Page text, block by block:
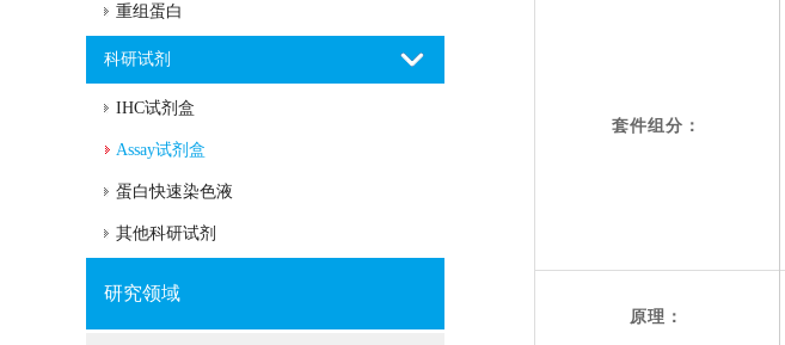
重组蛋白
科研试剂
IHC试剂盒
Assay试剂盒
蛋白快速染色液
其他科研试剂
研究领域
套件组分：
原理：